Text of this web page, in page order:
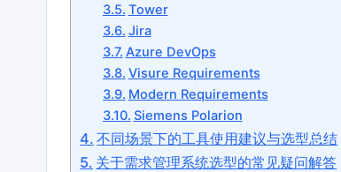
Tower
Jira
Azure DevOps
Visure Requirements
Modern Requirements
Siemens Polarion
不同场景下的工具使用建议与选型总结
关于需求管理系统选型的常见疑问解答